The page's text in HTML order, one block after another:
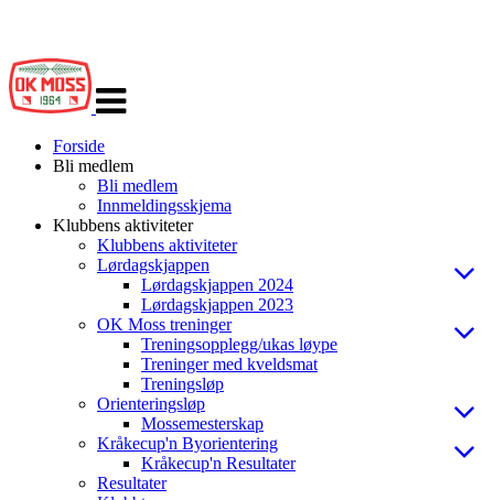
navigasjon
Forside
Bli medlem
Bli medlem
Innmeldingsskjema
Klubbens aktiviteter
Klubbens aktiviteter
Lørdagskjappen
Lørdagskjappen 2024
Lørdagskjappen 2023
OK Moss treninger
Treningsopplegg/ukas løype
Treninger med kveldsmat
Treningsløp
Orienteringsløp
Mossemesterskap
Kråkecup'n Byorientering
Kråkecup'n Resultater
Resultater